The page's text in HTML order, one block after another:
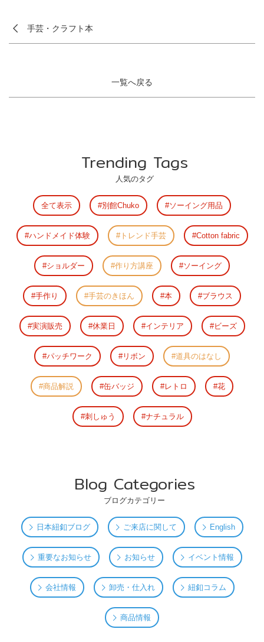
手芸・クラフト本
一覧へ戻る
Trending Tags
人気のタグ
全て表示 別館Chuko ソーイング用品
ハンドメイド体験 トレンド手芸 Cotton fabric
ショルダー 作り方講座 ソーイング
手作り 手芸のきほん 本 ブラウス
実演販売 休業日 インテリア ビーズ
パッチワーク リボン 道具のはなし
商品解説 缶バッジ レトロ 花
刺しゅう ナチュラル
Blog Categories
ブログカテゴリー
日本紐釦ブログ ご来店に関して English
重要なお知らせ お知らせ イベント情報
会社情報 卸売・仕入れ 紐釦コラム
商品情報